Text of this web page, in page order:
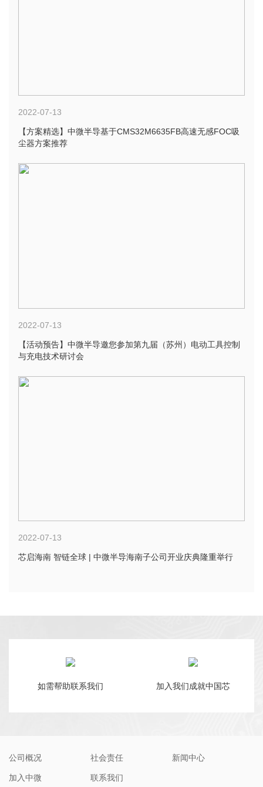
2022-07-13
【方案精选】中微半导基于CMS32M6635FB高速无感FOC吸
尘器方案推荐
2022-07-13
【活动预告】中微半导邀您参加第九届（苏州）电动工具控制
与充电技术研讨会
2022-07-13
芯启海南 智链全球 | 中微半导海南子公司开业庆典隆重举行
如需帮助联系我们 加入我们成就中国芯
公司概况 社会责任 新闻中心
加入中微 联系我们